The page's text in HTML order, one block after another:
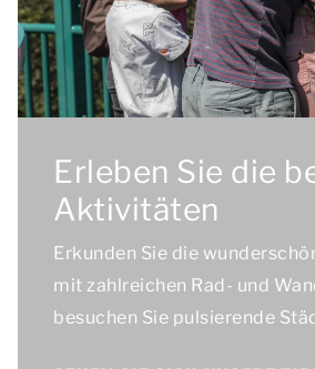
Erleben Sie die
Aktivitäten
Erkunden Sie die
mit zahlreichen Rad- und
besuchen Sie pulsierende